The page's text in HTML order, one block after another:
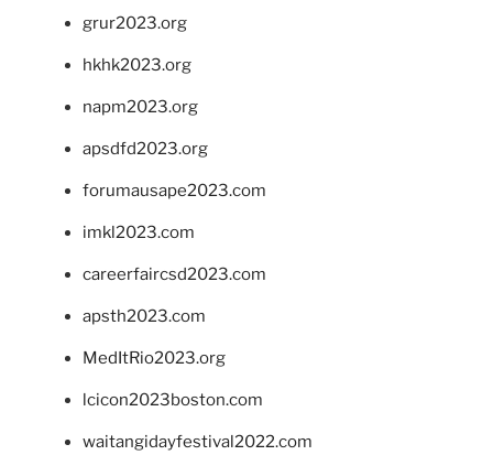
grur2023.org
hkhk2023.org
napm2023.org
apsdfd2023.org
forumausape2023.com
imkl2023.com
careerfaircsd2023.com
apsth2023.com
MedItRio2023.org
lcicon2023boston.com
waitangidayfestival2022.com